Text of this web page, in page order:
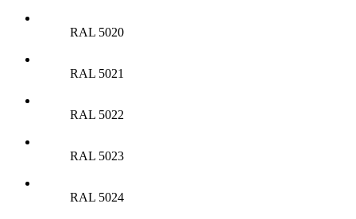
RAL 5020
RAL 5021
RAL 5022
RAL 5023
RAL 5024